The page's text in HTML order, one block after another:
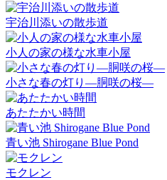
宇治川添いの散歩道
小人の家の様な水車小屋
小さな春の灯り―胴咲の桜―
あたたかい時間
青い池 Shirogane Blue Pond
モクレン